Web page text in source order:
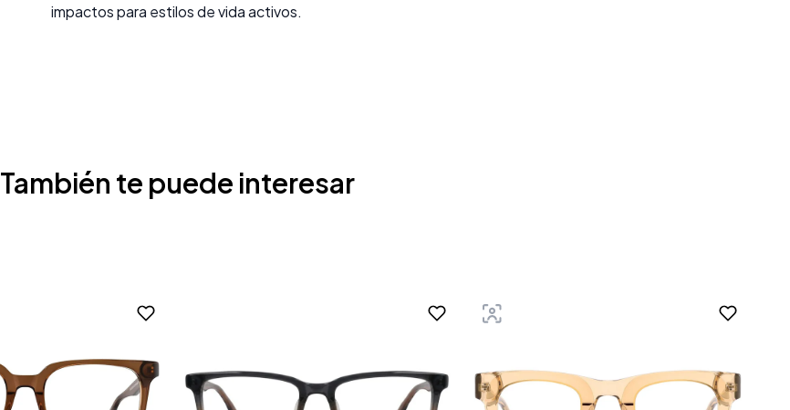
impactos para estilos de vida activos.
También te puede interesar